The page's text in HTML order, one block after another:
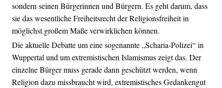
sondern seinen Bürgerinnen und Bürgern. Es geht darum, dass
sie das wesentliche Freiheitsrecht der Religionsfreiheit in
möglichst großem Maße verwirklichen können.
Die aktuelle Debatte um eine sogenannte „Scharia-Polizei“ in
Wuppertal und um extremistischen Islamismus zeigt das. Der
einzelne Bürger muss gerade dann geschützt werden, wenn
Religion dazu missbraucht wird, extremistisches Gedankengut